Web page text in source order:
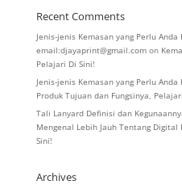
Recent Comments
Jenis-jenis Kemasan yang Perlu Anda
email:djayaprint@gmail.comon
Pelajari Di Sini!
Jenis-jenis Kemasan yang Perlu Anda
Produk Tujuan dan Fungsinya,
Tali Lanyard Definisi dan
Mengenal Lebih Jauh Tentang
Sini!
Archives